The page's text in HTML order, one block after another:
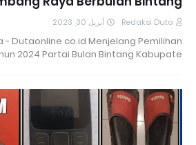
Redaksi Duta أبريل 30, 2023
- Dutaonline co.id Menjelang Pemilihan
2024 Partai Bulan Bintang Kabupate…